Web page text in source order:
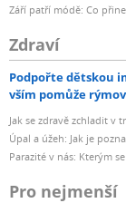
Září patří módě: Co
Zdraví
Podpořte dětskou
vším pomůže
Jak se zdravě zchladit v
Úpal a úžeh: Jak je
Parazité v nás: Kterým
Pro nejmenší